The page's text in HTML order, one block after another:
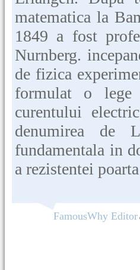
matematica la
1849 a fost
Nurnberg.
de fizica
formulat o lege
curentului
denumirea de
fundamentala in
a rezistentei
FamousWhy Editor